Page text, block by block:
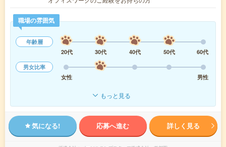
職場の雰囲気
年齢層
20代
30代 40代 50代
60代
男女比率
女性
男性
もっと見る
気になる! 応募へ進む 詳しく見る